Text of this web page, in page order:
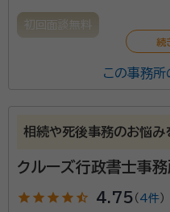
初回面談無料
この事務所
相続や死後事務のお悩み
クルーズ行政書士事
star star star star star_half 4.75 （ 4件）